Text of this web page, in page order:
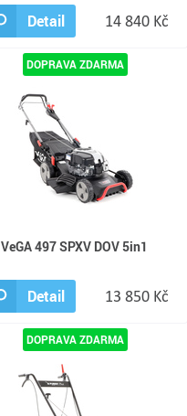
Detail 14 840 Kč
VeGA 497 SPXV DOV 5in1
Detail 13 850 Kč